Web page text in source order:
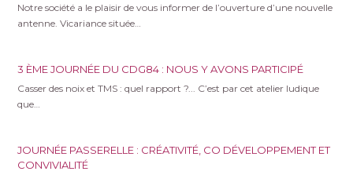
Notre société a le plaisir de vous informer de l’ouverture d’une nouvelle
antenne. Vicariance située…
3 ÈME JOURNÉE DU CDG84 : NOUS Y AVONS PARTICIPÉ
Casser des noix et TMS : quel rapport ?... C’est par cet atelier ludique
que…
JOURNÉE PASSERELLE : CRÉATIVITÉ, CO DÉVELOPPEMENT ET
CONVIVIALITÉ